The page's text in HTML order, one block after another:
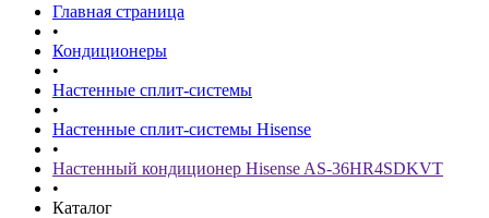
Главная страница
•
Кондиционеры
•
Настенные сплит-системы
•
Настенные сплит-системы Hisense
•
Настенный кондиционер Hisense AS-36HR4SDKVT
•
Каталог